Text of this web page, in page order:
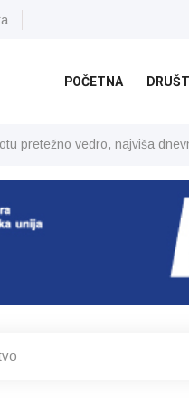
POČETNA
pretežno vedro, najviša